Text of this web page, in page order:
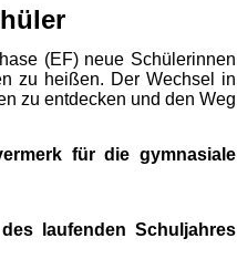
(EF) neue Schülerinnen
zu heißen. Der Wechsel in
zu entdecken und den Weg
für die gymnasiale
laufenden Schuljahres